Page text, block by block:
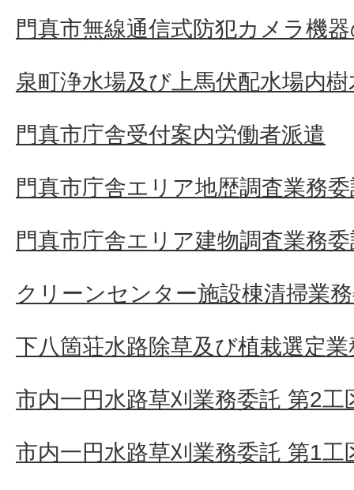
門真市無線通信式防犯カメラ機
泉町浄水場及び上馬伏配水場内
門真市庁舎受付案内労働者派遣
門真市庁舎エリア地歴調査業務
門真市庁舎エリア建物調査業務
クリーンセンター施設棟清掃業
下八箇荘水路除草及び植栽選定
市内一円水路草刈業務委託 第2工
市内一円水路草刈業務委託 第1工